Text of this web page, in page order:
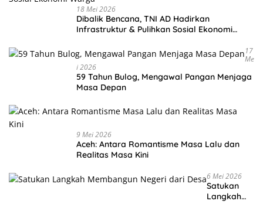
18 Mei 2026
Dibalik Bencana, TNI AD Hadirkan
Infrastruktur & Pulihkan Sosial Ekonomi
17
Me
I 2026
59 Tahun Bulog, Mengawal Pangan Menjaga
Masa Depan
9 Mei 2026
Aceh: Antara Romantisme Masa Lalu dan
Realitas Masa Kini
6 Mei 2026
Satukan
Langkah